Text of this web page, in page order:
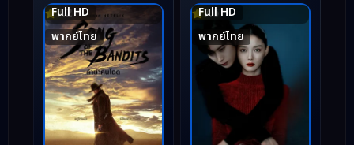
Full HD
พากย์ไทย
7.2
Full HD
พากย์ไทย
7.6